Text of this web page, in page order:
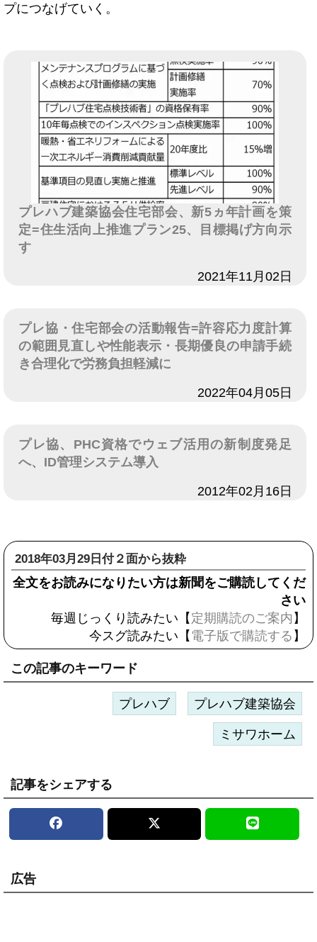
プにつなげていく。
プレハブ建築協会住宅部会、新5ヵ年計画を策
定=住生活向上推進プラン25、目標掲げ方向示
す
2021年11月02日
プレ協・住宅部会の活動報告=許容応力度計算
の範囲見直しや性能表示・長期優良の申請手続
き合理化で労務負担軽減に
2022年04月05日
プレ協、PHC資格でウェブ活用の新制度発足
へ、ID管理システム導入
2012年02月16日
2018年03月29日付２面から抜粋
全文をお読みになりたい方は新聞をご購読してくだ
さい
毎週じっくり読みたい【 定期購読のご案内 】
今スグ読みたい【 電子版で購読する 】
この記事のキーワード
プレハブ プレハブ建築協会
ミサワホーム
記事をシェアする
広告